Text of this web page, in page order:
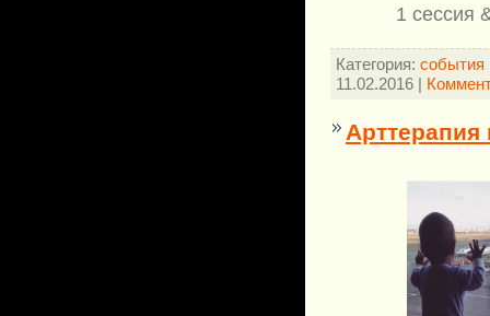
1 сессия
Категория: события
11.02.2016 |
Арттерапия